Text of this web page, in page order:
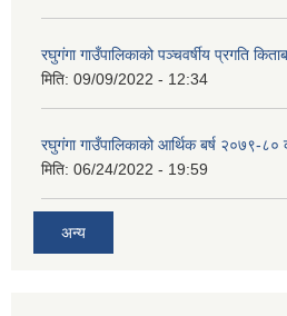
रघुगंगा गाउँपालिकाको पञ्चवर्षीय प्रगति
मिति: 09/09/2022 - 12:34
रघुगंगा गाउँपालिकाको आर्थिक बर्ष २०७९-
मिति: 06/24/2022 - 19:59
अन्य